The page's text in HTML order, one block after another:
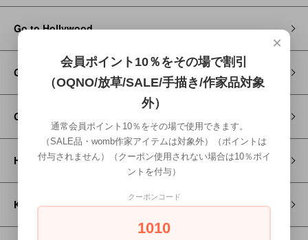
Go to Hollywood
GRAMICCI
GROOVY COLORS
HOSO
KAPITAL
×
会員ポイント10％をその場で割引
（OQNO/放草/SALE/手描き/作家品対象
外）
通常会員ポイント10％をその場で使用できます。
（SALE品・womb作家アイテムは対象外）（ポイントは
付与されません）（クーポン使用されない場合は10％ポイ
ントを付与）
クーポンコード
1010